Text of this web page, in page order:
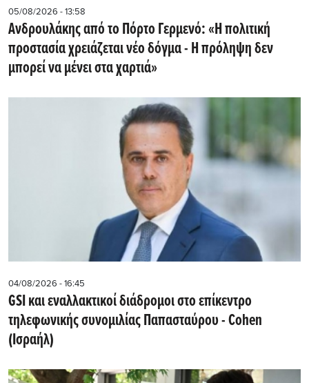
05/08/2026 - 13:58
Ανδρουλάκης από το Πόρτο Γερμενό: «Η πολιτική
προστασία χρειάζεται νέο δόγμα - Η πρόληψη δεν
μπορεί να μένει στα χαρτιά»
04/08/2026 - 16:45
GSI και εναλλακτικοί διάδρομοι στο επίκεντρο
τηλεφωνικής συνομιλίας Παπασταύρου - Cohen
(Ισραήλ)